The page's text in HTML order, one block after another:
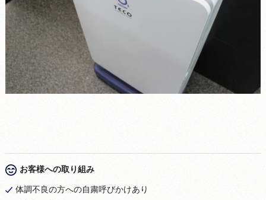
お客様への取り組み
体調不良の方への自粛呼びかけあり